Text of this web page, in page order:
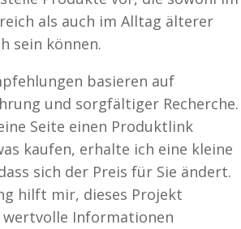
als auch im Alltag älterer
sein können.
basieren auf
und sorgfältiger Recherche.
Seite einen Produktlink
kaufen, erhalte ich eine kleine
sich der Preis für Sie ändert.
hilft mir, dieses Projekt
Informationen